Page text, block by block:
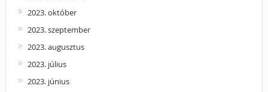
2023. október
2023. szeptember
2023. augusztus
2023. július
2023. június